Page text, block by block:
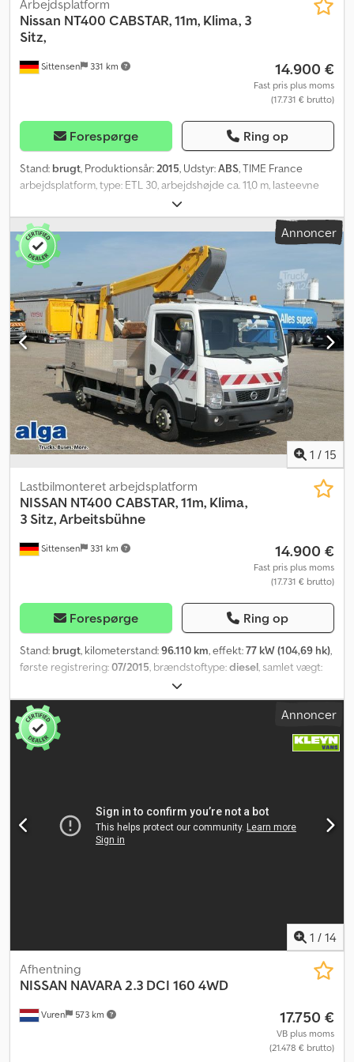
Sittensen 331 km
Arbejdsplatform
Nissan NT400 CABSTAR, 11m, Klima, 3
Sitz,
14.900 €
Fast pris plus moms
(17.731 € brutto)
Forespørge Ring op
Stand: brugt, Produktionsår: 2015, Udstyr:ABS, TIME France
arbejdsplatform, type: ETL 30, arbejds­højde ca. 11,0 m, lasteevne
ca. 120 kg, opbevaringskasser, ABS, ESP, klimaanlæg, elektriske
vindues­hejs for fører- og passagerdør, midter­sæde med
sikkerheds­sele, Nissan-aksler, skive­bremsesystem, bladfjeder­
affjedring, køretøjet kan beklædes med reklamer og/eller påføres
tekst. SI83895 Vores tilbud inkluderer som udgangspunkt ikke en
ny TÜV-godkendelse. Hvis en ny TÜV-godkendelse ønskes,
udarbejder vi gerne et tilbud fra vores partner­værksteder!
Køretøjet kan beklædes med reklamer og/eller påføres tekst.
Vores almindelige leverings- og betalings­betingelser gælder.
Chedpfx Aiezp Tfpjzea Vi udarbejder gerne et finansierings- eller
leasingtilbud til dette køretøj. Kontakt os gerne!
Annoncer
1 / 15
Sittensen 331 km
Lastbilmonteret arbejdsplatform
NISSAN NT400 CABSTAR, 11m, Klima,
3 Sitz, Arbeitsbühne
14.900 €
Fast pris plus moms
(17.731 € brutto)
Forespørge Ring op
Stand: brugt, kilometerstand:96.110 km, effekt:77 kW (104,69 hk),
første registrering:07/2015, brændstoftype:diesel, samlet vægt:
mekanisk
antal sæder:3, samlet længde:550 mm, samlet bredde:1.800 mm,
total højde:
stabilitetsprogram (ESP), klimaanlæg
arbejdsplatform, type: ETL 30, arbejds­højde ca. 11,0 m, lasteevne
affjedring, køretøjet kan beklædes med reklamer og/eller påføres
tekst. SI83895 Cedpfx Aiezp Tfcozoha Vores tilbud inkluderer som
udgangspunkt ikke en ny TÜV-godkendelse. Hvis en ny TÜV-
Annoncer
1 / 14
Vuren 573 km
Afhentning
NISSAN NAVARA 2.3 DCI 160 4WD
17.750 €
VB plus moms
(21.478 € brutto)